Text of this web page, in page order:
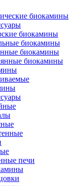
биокамины
биокамины
биокамины
биокамины
биокамины
печи